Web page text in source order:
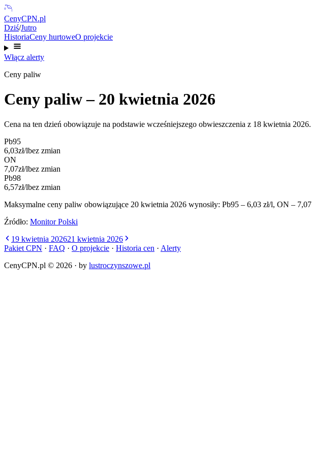
CenyCPN.pl
Dziś/Jutro
HistoriaCeny hurtoweO projekcie
Włącz alerty
Ceny paliw
Ceny paliw – 20 kwietnia 2026
Cena na ten dzień obowiązuje na podstawie wcześniejszego obwieszczenia z 18 kwietnia 2026.
Pb95
6,03zł/lbez zmian
ON
7,07zł/lbez zmian
Pb98
6,57zł/lbez zmian
Maksymalne ceny paliw obowiązujące 20 kwietnia 2026 wynosiły: Pb95 – 6,03 zł/l, ON – 7,07
Źródło: Monitor Polski
19 kwietnia 202621 kwietnia 2026
Pakiet CPN · FAQ · O projekcie · Historia cen · Alerty
CenyCPN.pl © 2026 · by lustroczynszowe.pl